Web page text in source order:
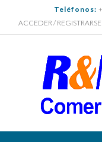
contenido
Teléfonos:
ACCEDER / REGISTRARSE